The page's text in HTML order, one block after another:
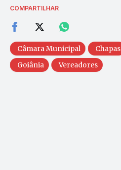
COMPARTILHAR
Câmara Municipal Chapas
Goiânia
Vereadores